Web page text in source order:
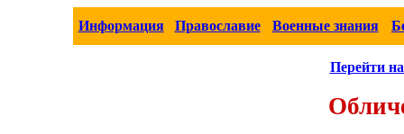
Информация Православие Военные знания
Перейти